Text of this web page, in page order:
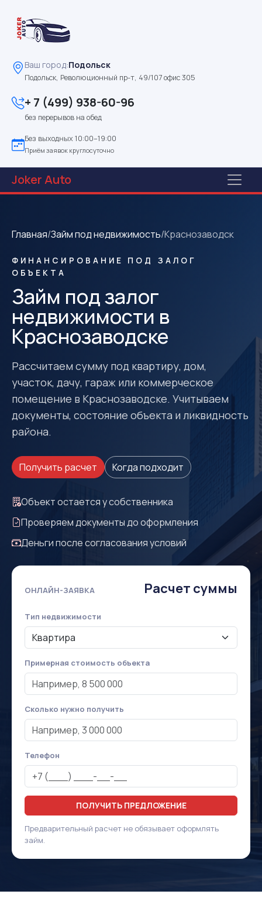
Ваш город:Подольск
Подольск, Революционный пр-т, 49/107 офис 305
+ 7 (499) 938-60-96
без перерывов на обед
Без выходных 10:00–19:00
Приём заявок круглосуточно
JokerAuto
Главная/Займ под недвижимость/Краснозаводск
ФИНАНСИРОВАНИЕ ПОД ЗАЛОГ
ОБЪЕКТА
Займ под залог
недвижимости в
Краснозаводске
Рассчитаем сумму под квартиру, дом,
участок, дачу, гараж или коммерческое
помещение в Краснозаводске. Учитываем
документы, состояние объекта и ликвидность
района.
Получить расчет Когда подходит
Объект остается у собственника
Проверяем документы до оформления
Деньги после согласования условий
ОНЛАЙН-ЗАЯВКА Расчет суммы
Тип недвижимости
Примерная стоимость объекта
Сколько нужно получить
Телефон
ПОЛУЧИТЬ ПРЕДЛОЖЕНИЕ
Предварительный расчет не обязывает оформлять
займ.